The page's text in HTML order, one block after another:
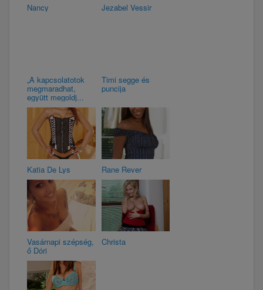
Nancy Jezabel Vessir
„A kapcsolatotok
megmaradhat,
együtt megoldj...
Timi segge és
puncija
Katia De Lys Rane Rever
Vasárnapi szépség,
ő Dóri
Christa